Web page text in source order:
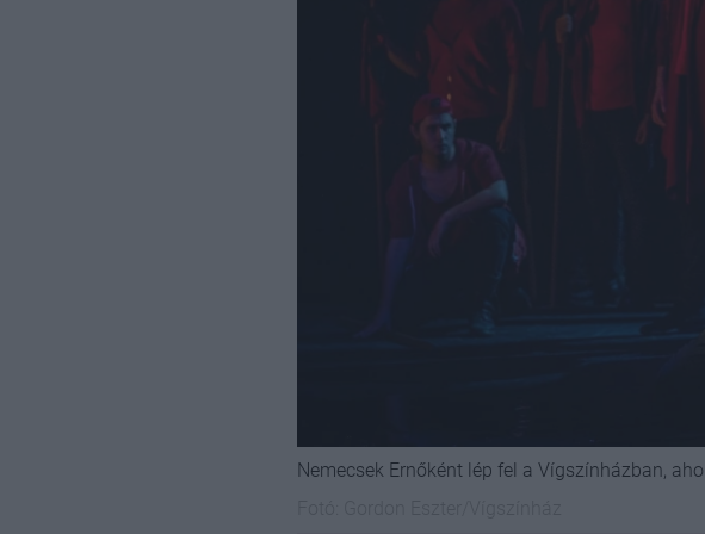
Nemecsek Ernőként lép fel a Vígszínházban,